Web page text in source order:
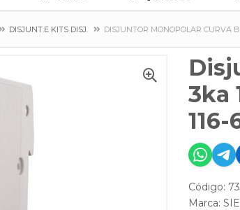
DISJUNT.E KITS DISJ. DISJUNTOR MONOPOLAR CURVA
3ka
Código:
Marca: